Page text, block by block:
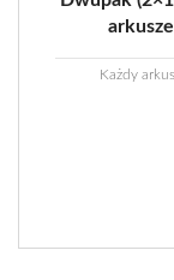
Każdy